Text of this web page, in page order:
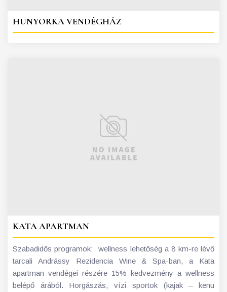
HUNYORKA VENDÉGHÁZ
KATA APARTMAN
Szabadidős programok: wellness lehetőség a 8 km-re lévő
tarcali Andrássy Rezidencia Wine & Spa-ban, a Kata
apartman vendégei részére 15% kedvezmény a wellness
belépő árából. Horgászás, vízi sportok (kajak – kenu